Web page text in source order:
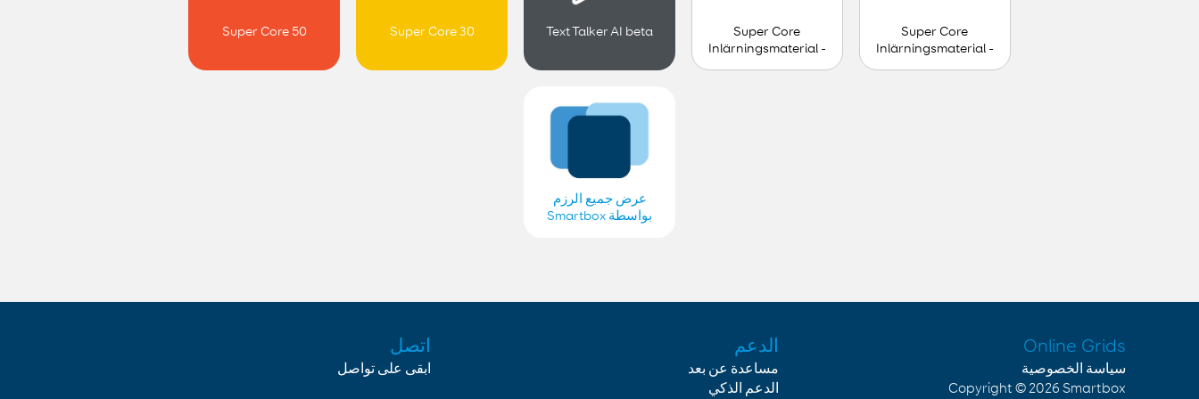
Super Core
Inlärningsmaterial -
Super Core
Inlärningsmaterial -
Text Talker AI beta
Super Core 30
Super Core 50
عرض جميع الرزم
بواسطة Smartbox
Online Grids
سياسة الخصوصية
Copyright © 2026 Smartbox
الدعم
مساعدة عن بعد
الدعم الذكي
اتصل
ابقى على تواصل